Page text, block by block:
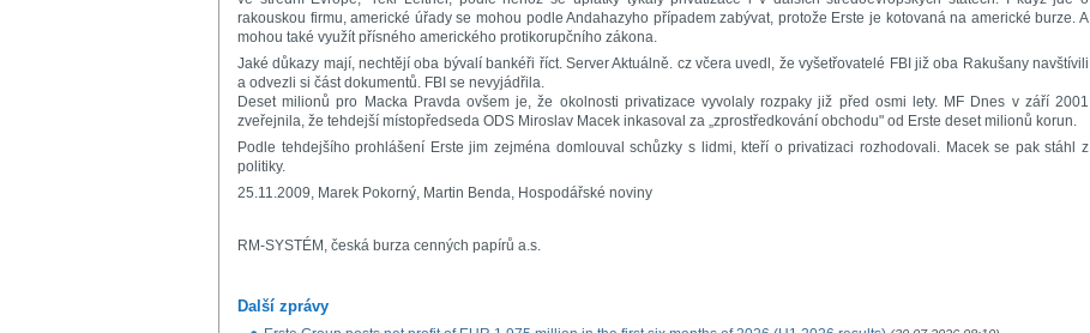
rakouskou firmu, americké úřady se mohou podle Andahazyho případem zabývat, protože Erste je kotovaná na americké burze. A
mohou také využít přísného amerického protikorupčního zákona.
Jaké důkazy mají, nechtějí oba bývalí bankéři říct. Server Aktuálně. cz včera uvedl, že vyšetřovatelé FBI již oba Rakušany navštívili
a odvezli si část dokumentů. FBI se nevyjádřila.
Deset milionů pro Macka Pravda ovšem je, že okolnosti privatizace vyvolaly rozpaky již před osmi lety. MF Dnes v září 2001
zveřejnila, že tehdejší místopředseda ODS Miroslav Macek inkasoval za „zprostředkování obchodu" od Erste deset milionů korun.
Podle tehdejšího prohlášení Erste jim zejména domlouval schůzky s lidmi, kteří o privatizaci rozhodovali. Macek se pak stáhl z
politiky.
25.11.2009, Marek Pokorný, Martin Benda, Hospodářské noviny
RM-SYSTÉM, česká burza cenných papírů a.s.
Další zprávy